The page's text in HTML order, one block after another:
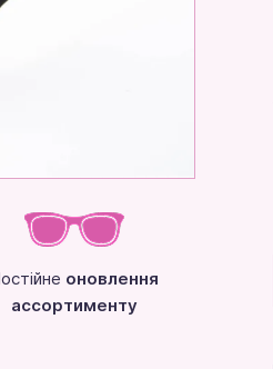
оновлення
ассортименту